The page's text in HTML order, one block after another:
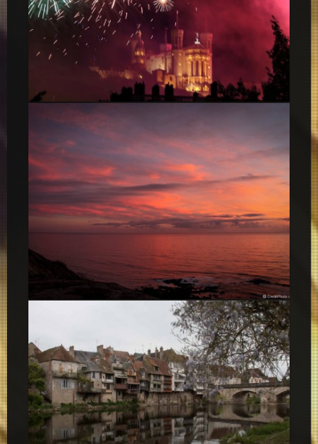
Feux d’artifice Lyon-1
Crépuscule à Sao Bernardino, Portugal, 2015